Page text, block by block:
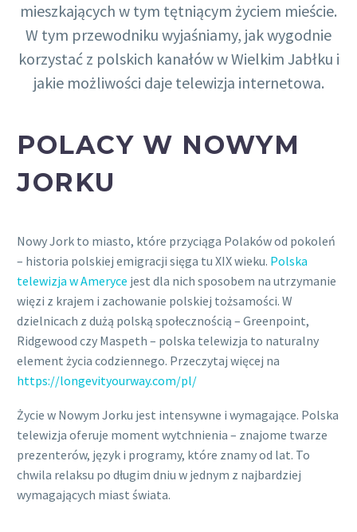
mieszkających w tym tętniącym życiem mieście.
W tym przewodniku wyjaśniamy, jak wygodnie
korzystać z polskich kanałów w Wielkim Jabłku i
jakie możliwości daje telewizja internetowa.
POLACY W NOWYM
JORKU
Nowy Jork to miasto, które przyciąga Polaków od pokoleń
– historia polskiej emigracji sięga tu XIX wieku. Polska
telewizja w Ameryce jest dla nich sposobem na utrzymanie
więzi z krajem i zachowanie polskiej tożsamości. W
dzielnicach z dużą polską społecznością – Greenpoint,
Ridgewood czy Maspeth – polska telewizja to naturalny
element życia codziennego. Przeczytaj więcej na
https://longevityourway.com/pl/
Życie w Nowym Jorku jest intensywne i wymagające. Polska
telewizja oferuje moment wytchnienia – znajome twarze
prezenterów, język i programy, które znamy od lat. To
chwila relaksu po długim dniu w jednym z najbardziej
wymagających miast świata.